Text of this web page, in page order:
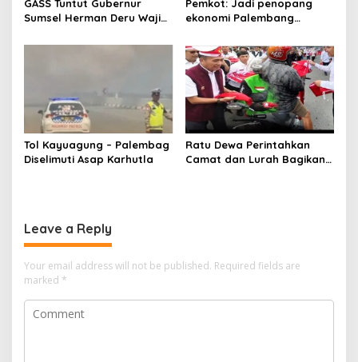
GASS Tuntut Gubernur
Sumsel Herman Deru Wajib
Pemkot: Jadi penopang
ekonomi Palembang
Tol Kayuagung – Palembag
Diselimuti Asap Karhutla
Ratu Dewa Perintahkan
Camat dan Lurah Bagikan
Leave a Reply
Your email address will not be published. Required fields are
marked *